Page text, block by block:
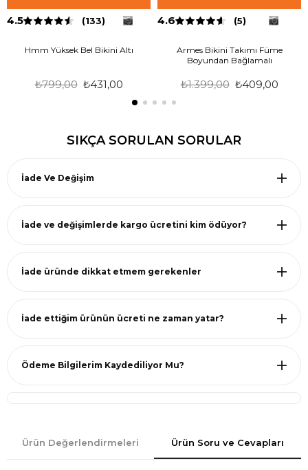
4.5 (133)
Hmm Yüksek Bel Bikini Altı
₺431,00
₺799,00
4.6 (5)
Armes Bikini Takımı Füme
Boyundan Bağlamalı
₺409,00
₺1.399,00
SIKÇA SORULAN SORULAR
İade Ve Değişim
İade ve değişimlerde kargo ücretini kim ödüyor?
İade üründe dikkat etmem gerekenler
İade ettiğim ürünün ücreti ne zaman yatar?
Ödeme Bilgilerim Kaydediliyor Mu?
Ürün Değerlendirmeleri Ürün Soru ve Cevapları